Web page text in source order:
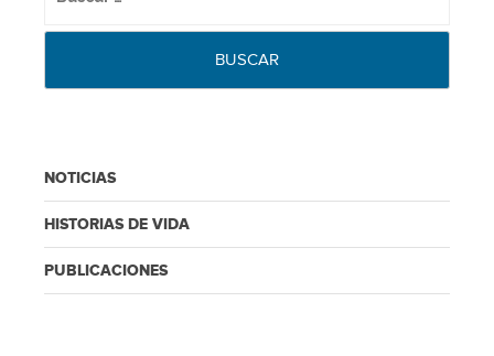
NOTICIAS
HISTORIAS DE VIDA
PUBLICACIONES